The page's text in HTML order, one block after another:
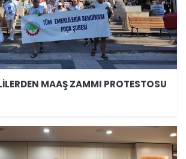
MAAŞ ZAMMI PROTESTOSU